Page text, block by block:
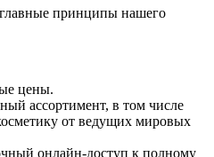
принципы нашего
цены.
ассортимент, в том числе
от ведущих мировых
онлайн-доступ к полному